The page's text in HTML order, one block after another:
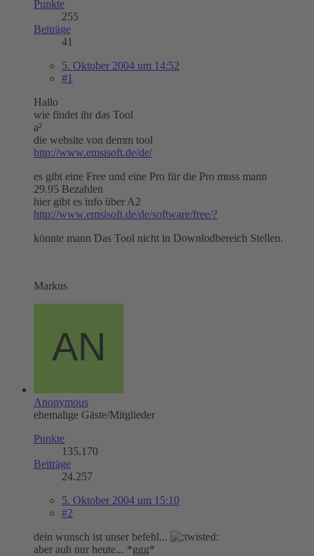
Punkte
255
Beiträge
41
5. Oktober 2004 um 14:52
#1
Hallo
wie findet ihr das Tool
a²
die website von demm tool
http://www.emsisoft.de/de/
es gibt eine Free und eine Pro für die Pro muss mann
29.95 Bezahlen
hier gibt es info über A2
http://www.emsisoft.de/de/software/free/?
könnte mann Das Tool nicht in Downlodbereich Stellen.
Markus
Anonymous
ehemalige Gäste/Mitglieder
Punkte
135.170
Beiträge
24.257
5. Oktober 2004 um 15:10
#2
dein wunsch ist unser befehl...
aber auh nur heute... *ggg*